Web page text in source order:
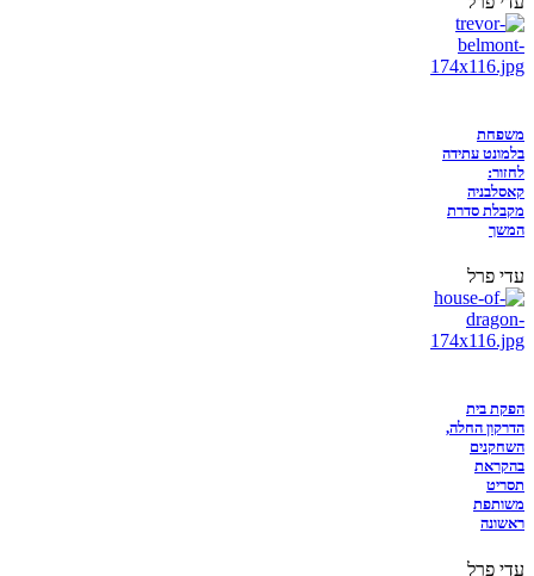
משפחת
בלמונט עתידה
לחזור:
קאסלבניה
מקבלת סדרת
המשך
עדי פרל
הפקת בית
הדרקון החלה,
השחקנים
בהקראת
תסריט
משותפת
ראשונה
עדי פרל